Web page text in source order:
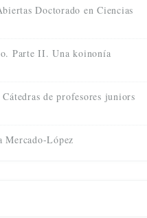
Doctorado en Ciencias
Parte II. Una koinonía
de profesores juniors
Mercado-López